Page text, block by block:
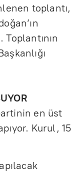
toplantı,
en üst
Kurul, 15